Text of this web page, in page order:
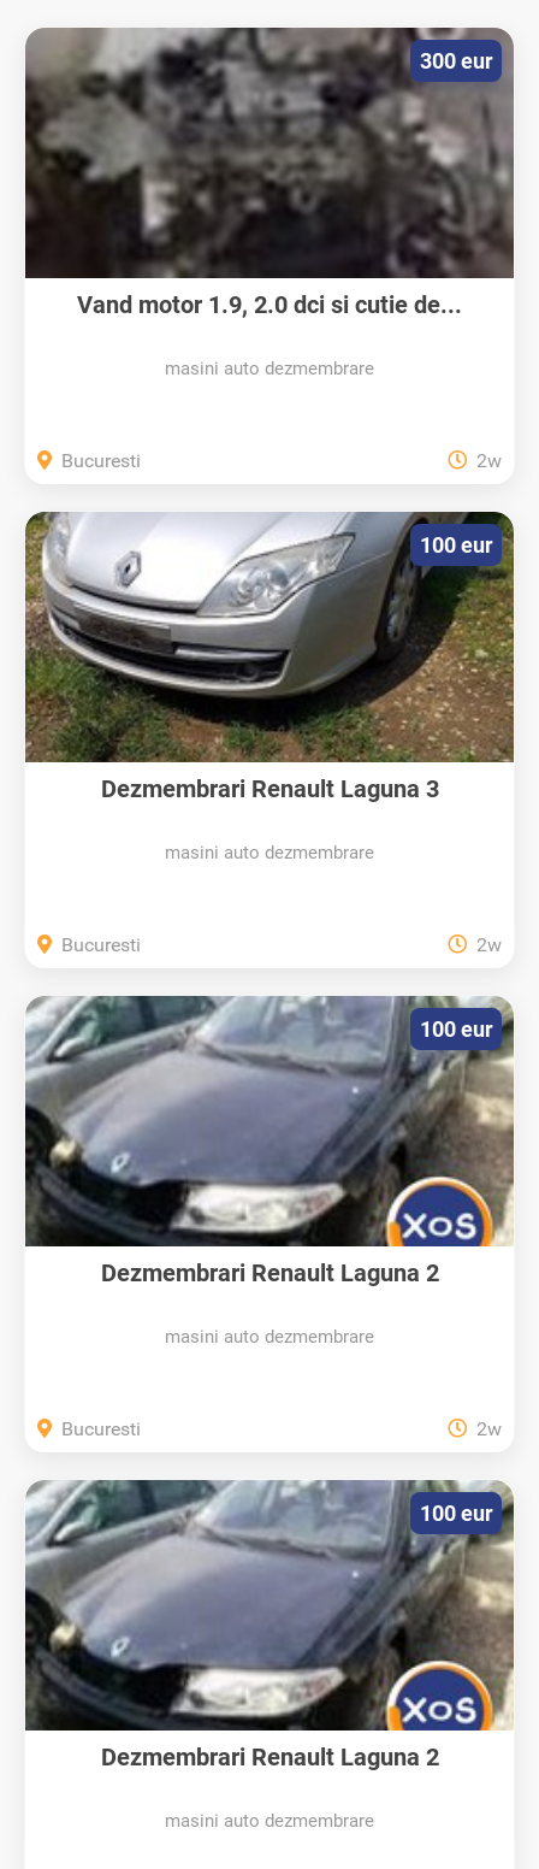
Vand motor 1.9, 2.0 dci si cutie de...
masini auto dezmembrare
300 eur
Bucuresti 2w
Dezmembrari Renault Laguna 3
masini auto dezmembrare
100 eur
Bucuresti 2w
Dezmembrari Renault Laguna 2
masini auto dezmembrare
100 eur
Bucuresti 2w
Dezmembrari Renault Laguna 2
masini auto dezmembrare
100 eur